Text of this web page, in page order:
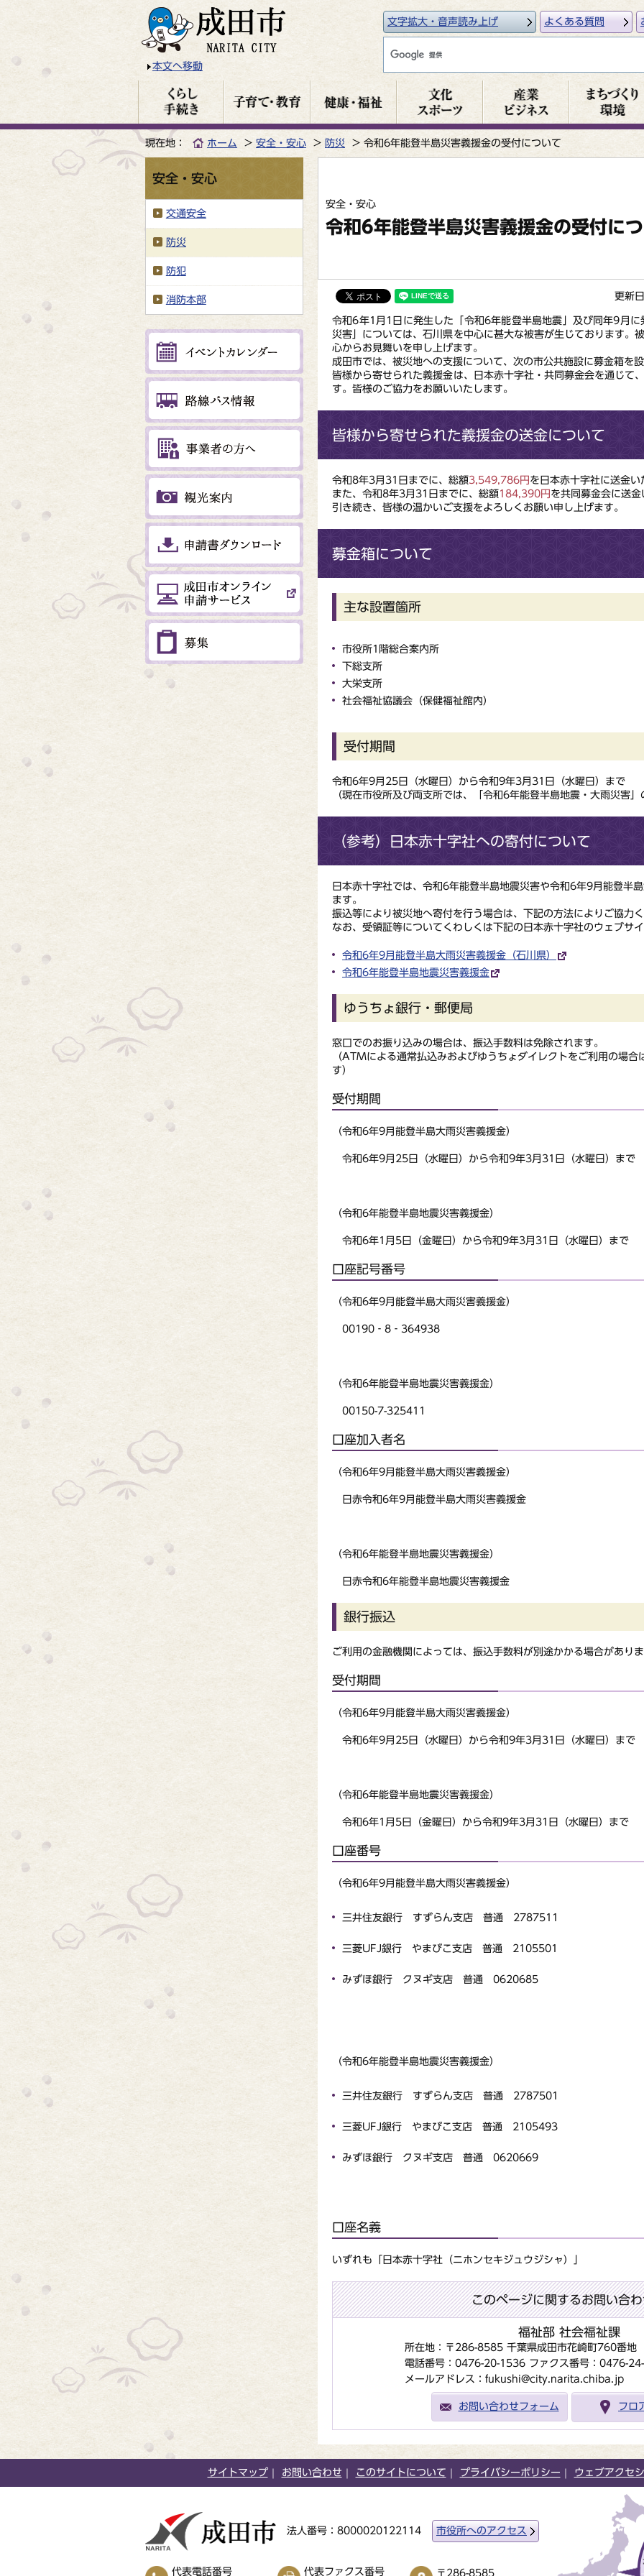
本文へ移動
文字拡大・音声読み上げ よくある質問
現在地： ホーム 安全・安心 防災 令和6年能登半島災害義援金の受付について
安全・安心
令和6年能登半島災害義援金の受付に
更新
令和6年1月1日に発生した「令和6年能登半島地震」及び同年9月
災害」については、石川県を中心に甚大な被害が生じております。
心からお見舞いを申し上げます。
成田市では、被災地への支援について、次の市公共施設に募金箱を
皆様から寄せられた義援金は、日本赤十字社・共同募金会を通じて
す。皆様のご協力をお願いいたします。
皆様から寄せられた義援金の送金について
令和8年3月31日までに、総額3,549,786円 を日本赤十字社に送金い
また、令和8年3月31日までに、総額 184,390円 を共同募金会に送
引き続き、皆様の温かいご支援をよろしくお願い申し上げます。
募金箱について
主な設置箇所
市役所1階総合案内所
下総支所
大栄支所
社会福祉協議会（保健福祉館内）
受付期間
令和6年9月25日（水曜日）から令和9年3月31日（水曜日）まで
（現在市役所及び両支所では、「令和6年能登半島地震・大雨災害
（参考）日本赤十字社への寄付について
日本赤十字社では、令和6年能登半島地震災害や令和6年9月能登半
ます。
振込等により被災地へ寄付を行う場合は、下記の方法によりご協力
なお、受領証等についてくわしくは下記の日本赤十字社のウェブサ
令和6年9月能登半島大雨災害義援金（石川県）
令和6年能登半島地震災害義援金
ゆうちょ銀行・郵便局
窓口でのお振り込みの場合は、振込手数料は免除されます。
（ATMによる通常払込みおよびゆうちょダイレクトをご利用の場合
す）
受付期間
（令和6年9月能登半島大雨災害義援金）
令和6年9月25日（水曜日）から令和9年3月31日（水曜日）まで
（令和6年能登半島地震災害義援金）
令和6年1月5日（金曜日）から令和9年3月31日（水曜日）まで
口座記号番号
（令和6年9月能登半島大雨災害義援金）
00190‐8‐364938
（令和6年能登半島地震災害義援金）
00150-7-325411
口座加入者名
（令和6年9月能登半島大雨災害義援金）
日赤令和6年9月能登半島大雨災害義援金
（令和6年能登半島地震災害義援金）
日赤令和6年能登半島地震災害義援金
銀行振込
ご利用の金融機関によっては、振込手数料が別途かかる場合があり
受付期間
（令和6年9月能登半島大雨災害義援金）
令和6年9月25日（水曜日）から令和9年3月31日（水曜日）まで
（令和6年能登半島地震災害義援金）
令和6年1月5日（金曜日）から令和9年3月31日（水曜日）まで
口座番号
（令和6年9月能登半島大雨災害義援金）
三井住友銀行 すずらん支店 普通 2787511
三菱UFJ銀行 やまびこ支店 普通 2105501
みずほ銀行 クヌギ支店 普通 0620685
（令和6年能登半島地震災害義援金）
三井住友銀行 すずらん支店 普通 2787501
三菱UFJ銀行 やまびこ支店 普通 2105493
みずほ銀行 クヌギ支店 普通 0620669
口座名義
いずれも「日本赤十字社（ニホンセキジュウジシャ）」
このページに関するお問い合
福祉部 社会福祉課
所在地：〒286-8585 千葉県成田市花崎町760番地
電話番号：0476-20-1536 ファクス番号：0476-
メールアドレス：fukushi@city.narita.chiba.jp
お問い合わせフォーム フロ
安全・安心
交通安全
防災
防犯
消防本部
サイトマップ お問い合わせ このサイトについて プライバシーポリシー ウェブアクセ
法人番号：8000020122114 市役所へのアクセス
代表電話番号 代表ファクス番号 〒286-8585